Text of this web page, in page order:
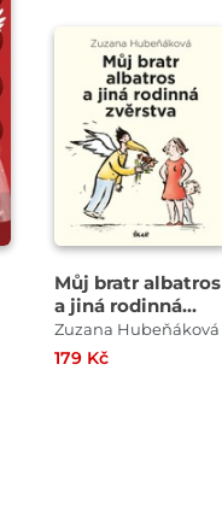
Můj bratr albatros
a jiná rodinná
zvěrstva
Zuzana Hubeňáková
179 Kč